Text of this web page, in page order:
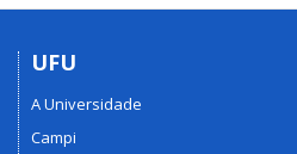
UFU
A Universidade
Campi